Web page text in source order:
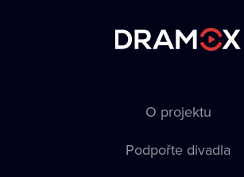
O projektu
Podpořte divadla